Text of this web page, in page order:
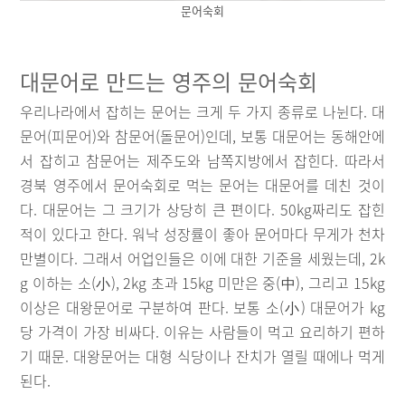
문어숙회
대문어로 만드는 영주의 문어숙회
우리나라에서 잡히는 문어는 크게 두 가지 종류로 나뉜다. 대
문어(피문어)와 참문어(돌문어)인데, 보통 대문어는 동해안에
서 잡히고 참문어는 제주도와 남쪽지방에서 잡힌다. 따라서
경북 영주에서 문어숙회로 먹는 문어는 대문어를 데친 것이
다. 대문어는 그 크기가 상당히 큰 편이다. 50kg짜리도 잡힌
적이 있다고 한다. 워낙 성장률이 좋아 문어마다 무게가 천차
만별이다. 그래서 어업인들은 이에 대한 기준을 세웠는데, 2k
g 이하는 소(小), 2kg 초과 15kg 미만은 중(中), 그리고 15kg
이상은 대왕문어로 구분하여 판다. 보통 소(小) 대문어가 kg
당 가격이 가장 비싸다. 이유는 사람들이 먹고 요리하기 편하
기 때문. 대왕문어는 대형 식당이나 잔치가 열릴 때에나 먹게
된다.